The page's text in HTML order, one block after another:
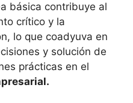
básica contribuye al
crítico y la
lo que coadyuva en
y solución de
prácticas en el